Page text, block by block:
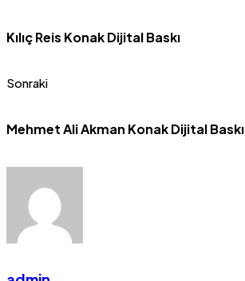
Kılıç Reis Konak Dijital Baskı
Sonraki
Mehmet Ali Akman Konak Dijital Baskı